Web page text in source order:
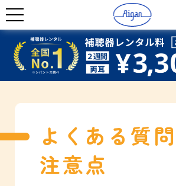
よくある質
注意点